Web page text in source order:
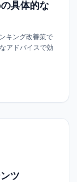
具体的な
キング改善策で
アドバイスで効
ツ